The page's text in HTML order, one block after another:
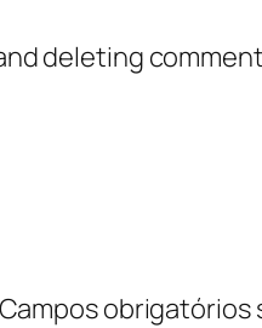
deleting
Campos obrigatórios